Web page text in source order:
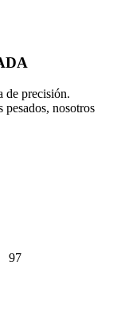
de precisión.
nosotros
97